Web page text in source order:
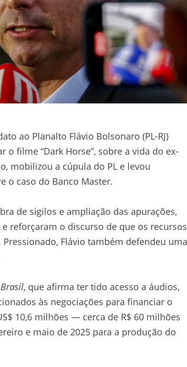
ao Planalto Flávio Bolsonaro (PL-RJ)
filme “Dark Horse”, sobre a vida do ex-
mobilizou a cúpula do PL e levou
o caso do Banco Master.
de sigilos e ampliação das apurações,
reforçaram o discurso de que os recursos
Flávio também defendeu uma
, que afirma ter tido acesso a áudios,
às negociações para financiar o
10,6 milhões — cerca de R$ 60 milhões
e maio de 2025 para a produção do